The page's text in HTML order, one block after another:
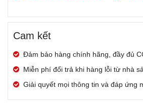
Cam kết
Đảm bảo hàng chính hãng, đầy đủ
Miễn phí đổi trả khi hàng lỗi từ nhà
Giải quyết mọi thông tin và đáp ứng